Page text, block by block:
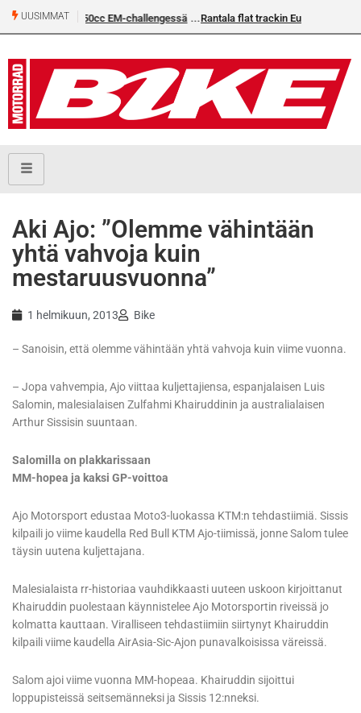
UUSIMMAT
challengessä Rantala flat trackin Euroopan Cupin mestari
Aki Ajo: ”Olemme vähintään
yhtä vahvoja kuin
mestaruusvuonna”
1 helmikuun, 2013 Bike
– Sanoisin, että olemme vähintään yhtä vahvoja kuin viime vuonna.
– Jopa vahvempia, Ajo viittaa kuljettajiensa, espanjalaisen Luis
Salomin, malesialaisen Zulfahmi Khairuddinin ja australialaisen
Arthur Sissisin suuntaan.
Salomilla on plakkarissaan
MM-hopea ja kaksi GP-voittoa
Ajo Motorsport edustaa Moto3-luokassa KTM:n tehdastiimiä. Sissis
kilpaili jo viime kaudella Red Bull KTM Ajo-tiimissä, jonne Salom tulee
täysin uutena kuljettajana.
Malesialaista rr-historiaa vauhdikkaasti uuteen uskoon kirjoittanut
Khairuddin puolestaan käynnistelee Ajo Motorsportin riveissä jo
kolmatta kauttaan. Viralliseen tehdastiimiin siirtynyt Khairuddin
kilpaili viime kaudella AirAsia-Sic-Ajon punavalkoisissa väreissä.
Salom ajoi viime vuonna MM-hopeaa. Khairuddin sijoittui
loppupisteissä seitsemänneksi ja Sissis 12:nneksi.